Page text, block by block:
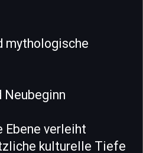
mythologische
Neubeginn
Ebene verleiht
kulturelle Tiefe